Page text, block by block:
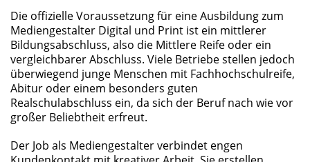
Die offizielle Voraussetzung für eine Ausbildung zum
Mediengestalter Digital und Print ist ein mittlerer
Bildungsabschluss, also die Mittlere Reife oder ein
vergleichbarer Abschluss. Viele Betriebe stellen jedoch
überwiegend junge Menschen mit Fachhochschulreife,
Abitur oder einem besonders guten
Realschulabschluss ein, da sich der Beruf nach wie vor
großer Beliebtheit erfreut.
Der Job als Mediengestalter verbindet engen